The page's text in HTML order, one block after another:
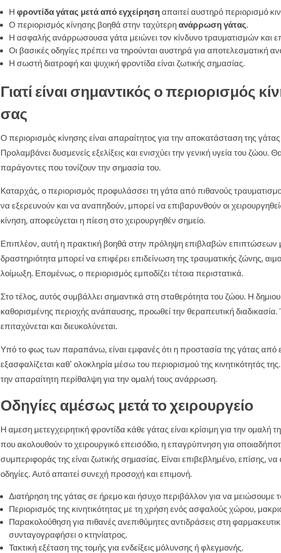
Η φροντίδα γάτας μετά από εγχείρησηαπαιτεί αυστηρό περιορισμό
Ο περιορισμός κίνησης βοηθά στην ταχύτερηανάρρωση γάτας.
Η ασφαλής ανάρρωσουσα γάτα μειώνει τον κίνδυνο τραυματισμών και
Οι βασικές οδηγίες πρέπει να τηρούνται αυστηρά για αποτελεσματική
Η σωστή διατροφή και ψυχική φροντίδα είναι ζωτικής σημασίας.
Γιατί είναι σημαντικός ο περιορισμός
σας
Ο περιορισμός κίνησης είναι απαραίτητος για την αποκατάσταση της
Προλαμβάνει δυσμενείς εξελίξεις και ενισχύει την γενική υγεία του
παράγοντες που τονίζουν την σημασία του.
Καταρχάς, ο περιορισμός προφυλάσσει τη γάτα από πιθανούς
να εξερευνούν και να αναπηδούν, μπορεί να επιβαρυνθούν οι
κίνηση, αποφεύγεται η πίεση στο χειρουργηθέν σημείο.
Επιπλέον, αυτή η πρακτική βοηθά στην πρόληψη επιβλαβών επιπτώσεων
δραστηριότητα μπορεί να επιφέρει επιδείνωση της τραυματικής ζώνης,
λοίμωξη. Επομένως, ο περιορισμός εμποδίζει τέτοια περιστατικά.
Στο τέλος, αυτός συμβάλλει σημαντικά στη σταθερότητα του ζώου. Η
καθορισμένης περιοχής ανάπαυσης, προωθεί την θεραπευτική
επιταχύνεται και διευκολύνεται.
Υπό το φως των παραπάνω, είναι εμφανές ότι η προστασία της γάτας από
εξασφαλίζεται καθ’ ολοκληρία μέσω του περιορισμού της κινητικότητάς
την απαραίτητη περίθαλψη για την ομαλή τους ανάρρωση.
Οδηγίες αμέσως μετά το χειρουργείο
Η αμεση μετεγχειρητική φροντίδα κάθε γάτας είναι κρίσιμη για την ομαλή
που ακολουθούν το χειρουργικό επεισόδιο, η επαγρύπνηση για
συμπεριφοράς της είναι ζωτικής σημασίας. Είναι επιβεβλημένο, επίσης, να
οδηγίες. Αυτό απαιτεί συνεχή προσοχή και επιμονή.
Διατήρηση της γάτας σε ήρεμο και ήσυχο περιβάλλον για να μειώσουμε
Περιορισμός της κινητικότητας με τη χρήση ενός ασφαλούς χώρου,
Παρακολούθηση για πιθανές ανεπιθύμητες αντιδράσεις στη
συνταγογραφήσει ο κτηνίατρος.
Τακτική εξέταση της τομής για ενδείξεις μόλυνσης ή φλεγμονής.